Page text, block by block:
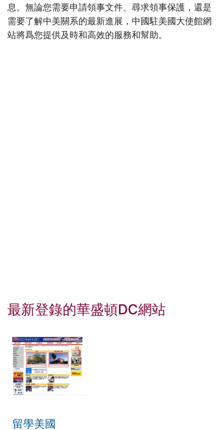
息。無論您需要申請領事文件、尋求領事保護，還是
需要了解中美關系的最新進展，中國駐美國大使館網
站將爲您提供及時和高效的服務和幫助。
最新登錄的華盛頓DC網站
留學美國